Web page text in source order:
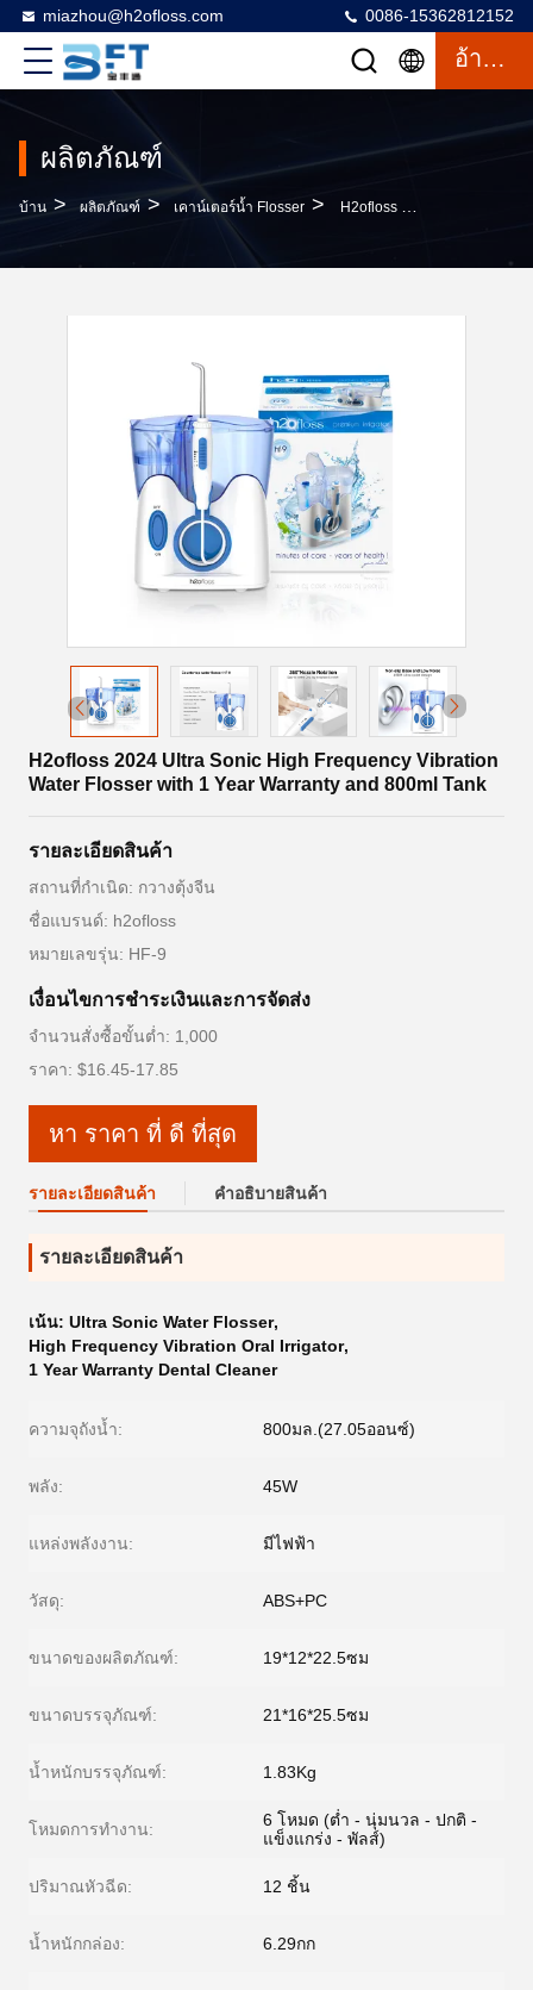
miazhou@h2ofloss.com 0086-15362812152
อ้างอิง
ผลิตภัณฑ์
บ้าน > ผลิตภัณฑ์ > เคาน์เตอร์น้ำ Flosser > H2ofloss 2024 Ultra Sonic High Frequency Vibration Water Flosser With 1 Year Warranty And 800ml Tank
H2ofloss 2024 Ultra Sonic High Frequency Vibration
Water Flosser with 1 Year Warranty and 800ml Tank
รายละเอียดสินค้า
สถานที่กำเนิด: กวางตุ้งจีน
ชื่อแบรนด์: h2ofloss
หมายเลขรุ่น: HF-9
เงื่อนไขการชำระเงินและการจัดส่ง
จำนวนสั่งซื้อขั้นต่ำ: 1,000
ราคา: $16.45-17.85
หา ราคา ที่ ดี ที่สุด
รายละเอียดสินค้า คําอธิบายสินค้า
รายละเอียดสินค้า
เน้น: Ultra Sonic Water Flosser,
High Frequency Vibration Oral Irrigator,
1 Year Warranty Dental Cleaner
ความจุถังน้ำ: 800มล.(27.05ออนซ์)
พลัง: 45W
แหล่งพลังงาน: มีไฟฟ้า
วัสดุ: ABS+PC
ขนาดของผลิตภัณฑ์: 19*12*22.5ซม
ขนาดบรรจุภัณฑ์: 21*16*25.5ซม
น้ำหนักบรรจุภัณฑ์: 1.83Kg
โหมดการทำงาน:
6 โหมด (ต่ำ - นุ่มนวล - ปกติ -
แข็งแกร่ง - พัลส์)
ปริมาณหัวฉีด: 12 ชิ้น
น้ำหนักกล่อง: 6.29กก